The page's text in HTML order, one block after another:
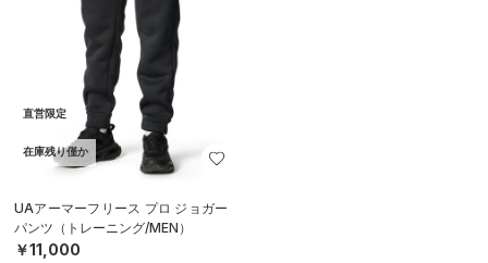
直営限定
在庫残り僅か
UAアーマーフリース プロ ジョガー
パンツ（トレーニング/MEN）
￥11,000